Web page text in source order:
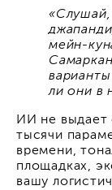
«Слушай,
мейн-
ли они в
ИИ не выдает
тысячи
времени,
площадках,
вашу